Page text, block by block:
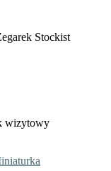
Stockist